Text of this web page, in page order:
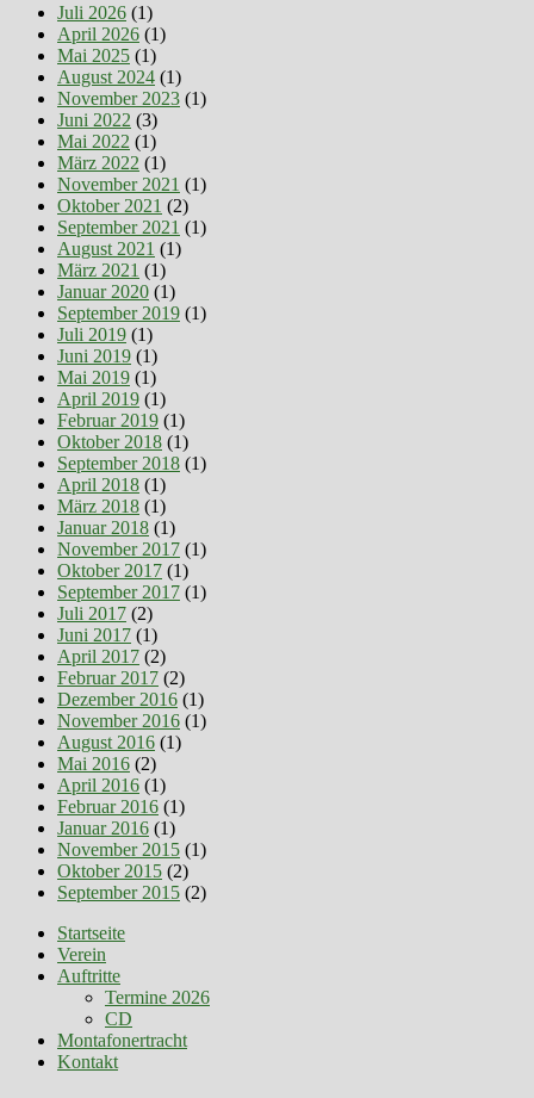
Juli 2026 (1)
April 2026 (1)
Mai 2025 (1)
August 2024 (1)
November 2023 (1)
Juni 2022 (3)
Mai 2022 (1)
März 2022 (1)
November 2021 (1)
Oktober 2021 (2)
September 2021 (1)
August 2021 (1)
März 2021 (1)
Januar 2020 (1)
September 2019 (1)
Juli 2019 (1)
Juni 2019 (1)
Mai 2019 (1)
April 2019 (1)
Februar 2019 (1)
Oktober 2018 (1)
September 2018 (1)
April 2018 (1)
März 2018 (1)
Januar 2018 (1)
November 2017 (1)
Oktober 2017 (1)
September 2017 (1)
Juli 2017 (2)
Juni 2017 (1)
April 2017 (2)
Februar 2017 (2)
Dezember 2016 (1)
November 2016 (1)
August 2016 (1)
Mai 2016 (2)
April 2016 (1)
Februar 2016 (1)
Januar 2016 (1)
November 2015 (1)
Oktober 2015 (2)
September 2015 (2)
Startseite
Verein
Auftritte
Termine 2026
CD
Montafonertracht
Kontakt